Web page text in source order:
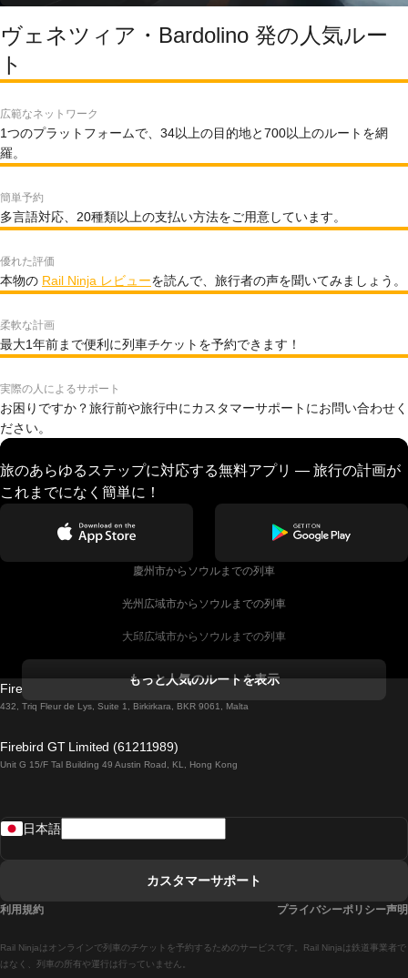
ヴェネツィア・Bardolino 発の人気ルー
ト
広範なネットワーク
1つのプラットフォームで、34以上の目的地と700以上のルートを網
羅。
簡単予約
多言語対応、20種類以上の支払い方法をご用意しています。
優れた評価
本物の Rail Ninja レビューを読んで、旅行者の声を聞いてみましょう。
柔軟な計画
最大1年前まで便利に列車チケットを予約できます！
実際の人によるサポート
お困りですか？旅行前や旅行中にカスタマーサポートにお問い合わせく
ださい。
旅のあらゆるステップに対応する無料アプリ — 旅行の計画が
これまでになく簡単に！
慶州市からソウルまでの列車
光州広域市からソウルまでの列車
大邱広域市からソウルまでの列車
ダブリンからゴールウェイまでの列車
ローマからナポリまでの列車
マドリードからセビリアまでの列車
もっと人気のルートを表示
Firebird GT Limited (OC 1451)
432, Triq Fleur de Lys, Suite 1, Birkirkara, BKR 9061, Malta
Firebird GT Limited (61211989)
Unit G 15/F Tal Building 49 Austin Road, KL, Hong Kong
Rail Ninjaはオンラインで列車のチケットを予約するためのサービスです。Rail Ninjaは鉄道事業者で
はなく、列車の所有や運行は行っていません。
日本語
カスタマーサポート
利用規約 プライバシーポリシー声明